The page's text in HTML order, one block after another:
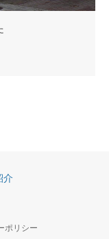
介
ポリシー